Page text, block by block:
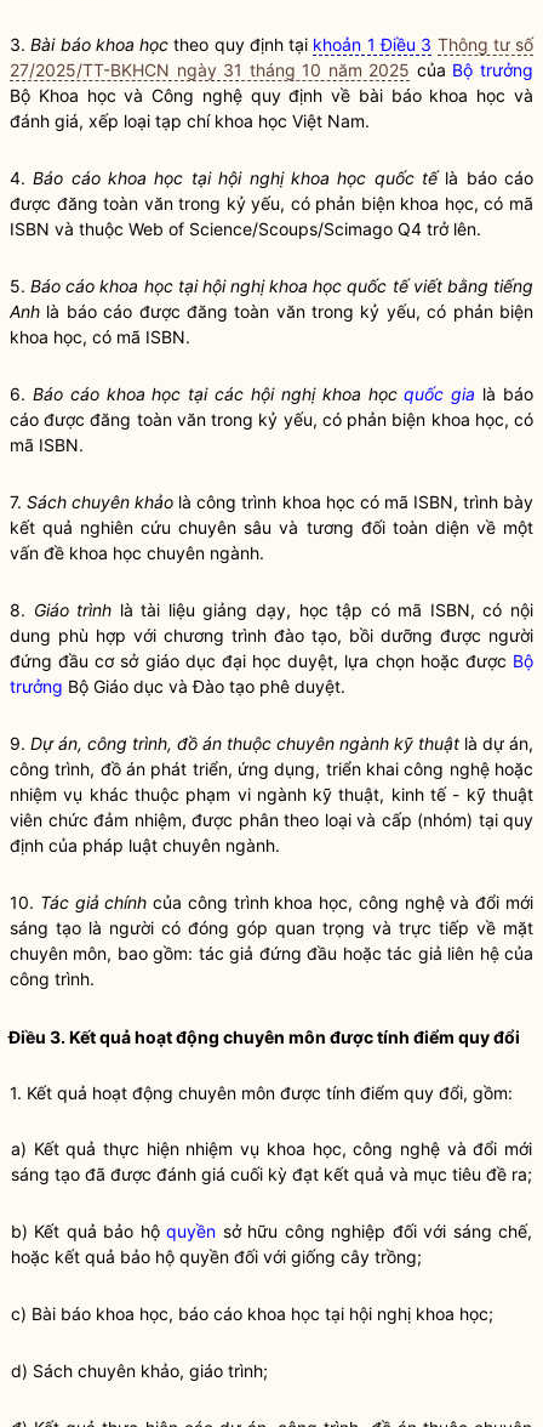
3.Bài báo khoa học theo quy định tại khoản 1 Điều 3 Thông tư số
27/2025/TT-BKHCN ngày 31 tháng 10 năm 2025 của Bộ trưởng
Bộ Khoa học và Công nghệ quy định về bài báo khoa học và
đánh giá, xếp loại tạp chí khoa học Việt Nam.
4.Báo cáo khoa học tại hội nghị khoa học quốc tếlà báo cáo
được đăng toàn văn trong kỷ yếu, có phản biện khoa học, có mã
ISBN và thuộc Web of Science/Scoups/Scimago Q4 trở lên.
5.Báo cáo khoa học tại hội nghị khoa học quốc tế viết bằng tiếng
Anh là báo cáo được đăng toàn văn trong kỷ yếu, có phản biện
khoa học, có mã ISBN.
6. Báo cáo khoa học tại các hội nghị khoa họcquốc gia là báo
cáo được đăng toàn văn trong kỷ yếu, có phản biện khoa học, có
mã ISBN.
7.Sách chuyên khảo là công trình khoa học có mã ISBN, trình bày
kết quả nghiên cứu chuyên sâu và tương đối toàn diện về một
vấn đề khoa học chuyên ngành.
8. Giáo trình là tài liệu giảng dạy, học tập có mã ISBN, có nội
dung phù hợp với chương trình đào tạo, bồi dưỡng được người
đứng đầu cơ sở giáo dục đại học duyệt, lựa chọn hoặc được Bộ
trưởng Bộ Giáo dục và Đào tạo phê duyệt.
9. Dự án, công trình, đồ án thuộc chuyên ngành kỹ thuật là dự án,
công trình, đồ án phát triển, ứng dụng, triển khai công nghệ hoặc
nhiệm vụ khác thuộc phạm vi ngành kỹ thuật, kinh tế - kỹ thuật
viên chức đảm nhiệm, được phân theo loại và cấp (nhóm) tại quy
định của pháp luật chuyên ngành.
10. Tác giả chính của công trình khoa học, công nghệ và đổi mới
sáng tạo là người có đóng góp quan trọng và trực tiếp về mặt
chuyên môn, bao gồm: tác giả đứng đầu hoặc tác giả liên hệ của
công trình.
Điều 3. Kết quả hoạt động chuyên môn được tính điểm quy đổi
1. Kết quả hoạt động chuyên môn được tính điểm quy đổi, gồm:
a) Kết quả thực hiện nhiệm vụ khoa học, công nghệ và đổi mới
sáng tạo đã được đánh giá cuối kỳ đạt kết quả và mục tiêu đề ra;
b) Kết quả bảo hộquyền sở hữu công nghiệp đối với sáng chế,
hoặc kết quả bảo hộ quyền đối với giống cây trồng;
c) Bài báo khoa học, báo cáo khoa học tại hội nghị khoa học;
d) Sách chuyên khảo, giáo trình;